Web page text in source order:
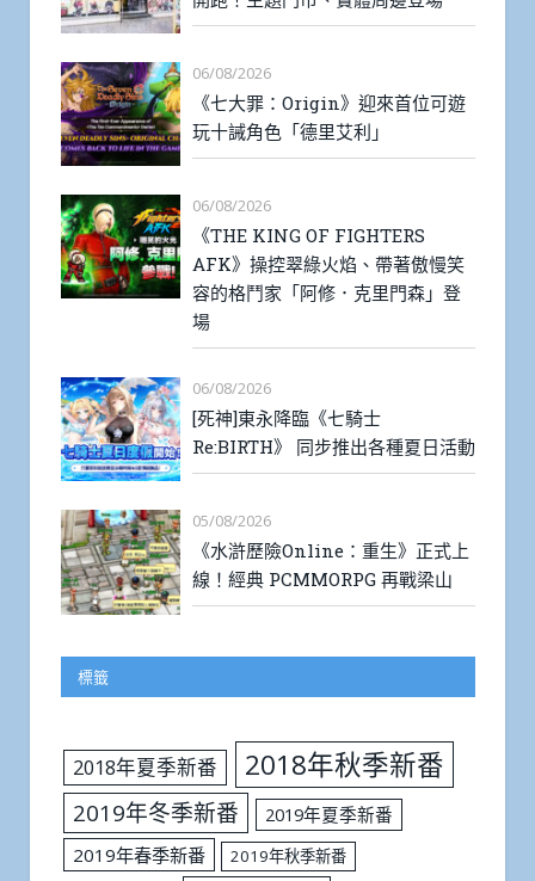
06/08/2026
《七大罪：Origin》迎來首位可遊
玩十誡角色「德里艾利」
06/08/2026
《THE KING OF FIGHTERS
AFK》操控翠綠火焰、帶著傲慢笑
容的格鬥家「阿修．克里門森」登
場
06/08/2026
[死神]東永降臨《七騎士
Re:BIRTH》 同步推出各種夏日活動
05/08/2026
《水滸歷險Online：重生》正式上
線！經典 PCMMORPG 再戰梁山
標籤
2018年夏季新番 2018年秋季新番
2019年冬季新番
2019年夏季新番
2019年春季新番
2019年秋季新番